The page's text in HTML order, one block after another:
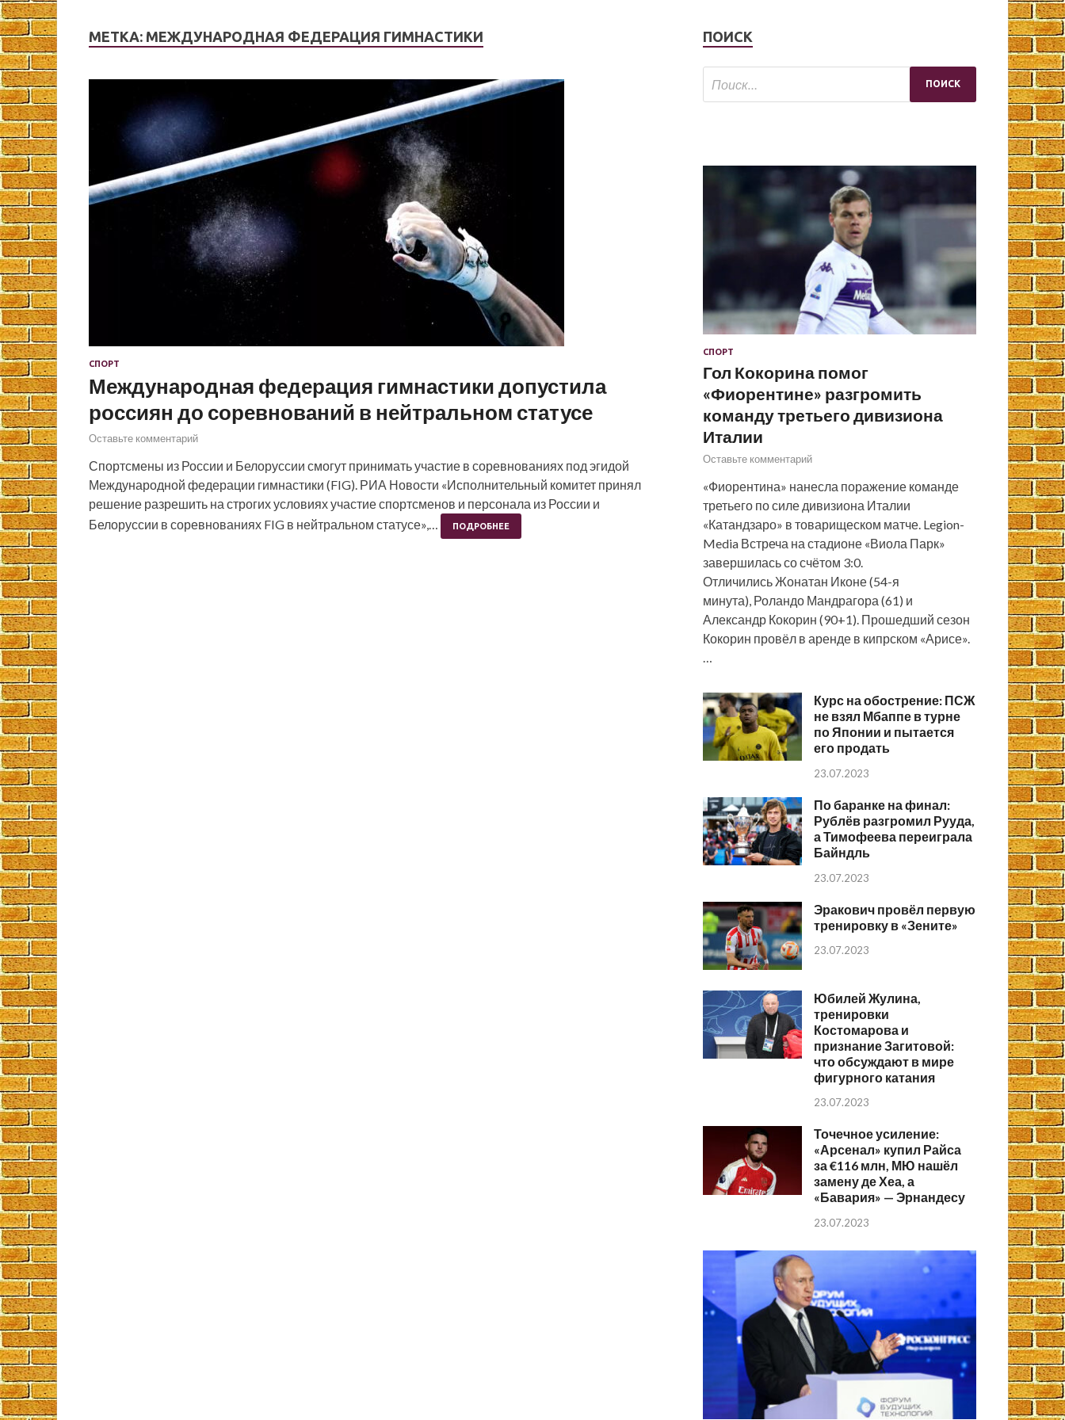
МЕТКА: МЕЖДУНАРОДНАЯ ФЕДЕРАЦИЯ ГИМНАСТИКИ
СПОРТ
Международная федерация гимнастики допустила
россиян до соревнований в нейтральном статусе
Оставьте комментарий
Спортсмены из России и Белоруссии смогут принимать участие в соревнованиях под эгидой
Международной федерации гимнастики (FIG). РИА Новости «Исполнительный комитет принял
решение разрешить на строгих условиях участие спортсменов и персонала из России и
Белоруссии в соревнованиях FIG в нейтральном статусе»,…
ПОДРОБНЕЕ
ПОИСК
СПОРТ
Гол Кокорина помог
«Фиорентине» разгромить
команду третьего дивизиона
Италии
Оставьте комментарий
«Фиорентина» нанесла поражение команде
третьего по силе дивизиона Италии
«Катандзаро» в товарищеском матче. Legion-
Media Встреча на стадионе «Виола Парк»
завершилась со счётом 3:0.
Отличились Жонатан Иконе (54-я
минута), Роландо Мандрагора (61) и
Александр Кокорин (90+1). Прошедший сезон
Кокорин провёл в аренде в кипрском «Арисе».
…
Курс на обострение: ПСЖ
не взял Мбаппе в турне
по Японии и пытается
его продать
23.07.2023
По баранке на финал:
Рублёв разгромил Рууда,
а Тимофеева переиграла
Байндль
23.07.2023
Эракович провёл первую
тренировку в «Зените»
23.07.2023
Юбилей Жулина,
тренировки
Костомарова и
признание Загитовой:
что обсуждают в мире
фигурного катания
23.07.2023
Точечное усиление:
«Арсенал» купил Райса
за €116 млн, МЮ нашёл
замену де Хеа, а
«Бавария» — Эрнандесу
23.07.2023